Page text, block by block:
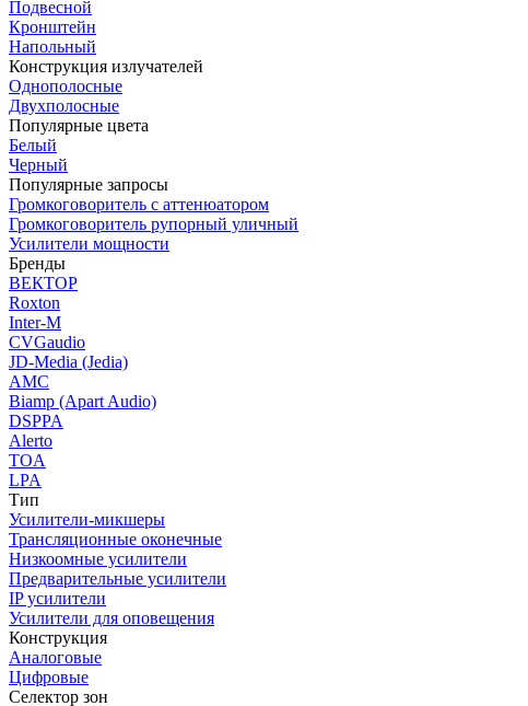
Подвесной
Кронштейн
Напольный
Конструкция излучателей
Однополосные
Двухполосные
Популярные цвета
Белый
Черный
Популярные запросы
Громкоговоритель с аттенюатором
Громкоговоритель рупорный уличный
Усилители мощности
Бренды
ВЕКТОР
Roxton
Inter-M
CVGaudio
JD-Media (Jedia)
AMC
Biamp (Apart Audio)
DSPPA
Alerto
TOA
LPA
Тип
Усилители-микшеры
Трансляционные оконечные
Низкоомные усилители
Предварительные усилители
IP усилители
Усилители для оповещения
Конструкция
Аналоговые
Цифровые
Селектор зон